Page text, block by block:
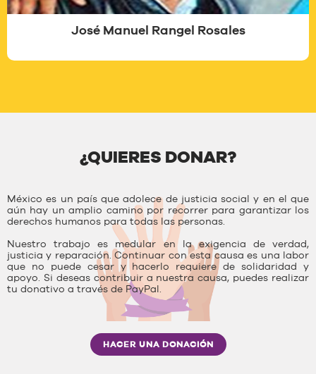
José Manuel Rangel Rosales
¿QUIERES DONAR?
México es un país que adolece de justicia social y en el que
aún hay un amplio camino por recorrer para garantizar los
derechos humanos para todas las personas.
Nuestro trabajo es medular en la exigencia de verdad,
justicia y reparación. Continuar con esta causa es una labor
que no puede cesar y hacerlo requiere de solidaridad y
apoyo. Si deseas contribuir a nuestra causa, puedes realizar
tu donativo a través de PayPal.
HACER UNA DONACIÓN